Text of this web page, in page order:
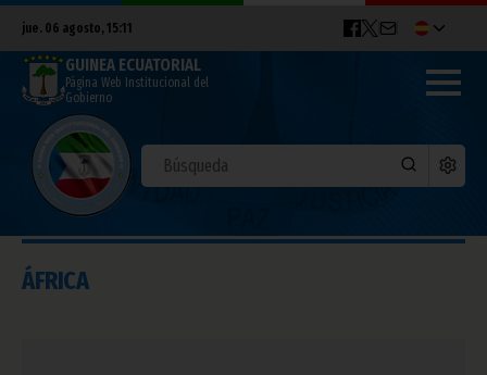
jue. 06 agosto, 15:11
GUINEA ECUATORIAL
Página Web Institucional del
Gobierno
ÁFRICA